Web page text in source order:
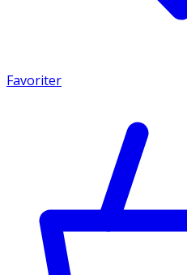
Favoriter